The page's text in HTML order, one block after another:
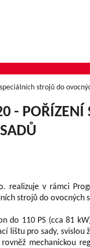
strojů do
realizuje v rámci
strojů do ovocných
do 110 PS (cca 81
lištu pro sady,
mechanickou